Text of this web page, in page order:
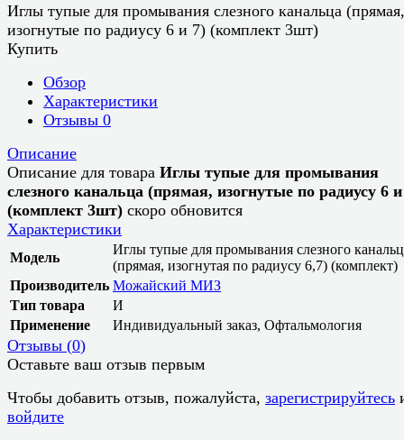
Иглы тупые для промывания слезного канальца (прямая,
изогнутые по радиусу 6 и 7) (комплект 3шт)
Купить
Обзор
Характеристики
Отзывы 0
Описание
Описание для товара Иглы тупые для промывания
слезного канальца (прямая, изогнутые по радиусу 6
(комплект 3шт) скоро обновится
Характеристики
Модель
Иглы тупые для промывания слезного
(прямая, изогнутая по радиусу 6,7) (комплект)
Производитель Можайский МИЗ
Тип товара
И
Применение
Индивидуальный заказ, Офтальмология
Отзывы (0)
Оставьте ваш отзыв первым
Чтобы добавить отзыв, пожалуйста, зарегистрируйтесь
войдите